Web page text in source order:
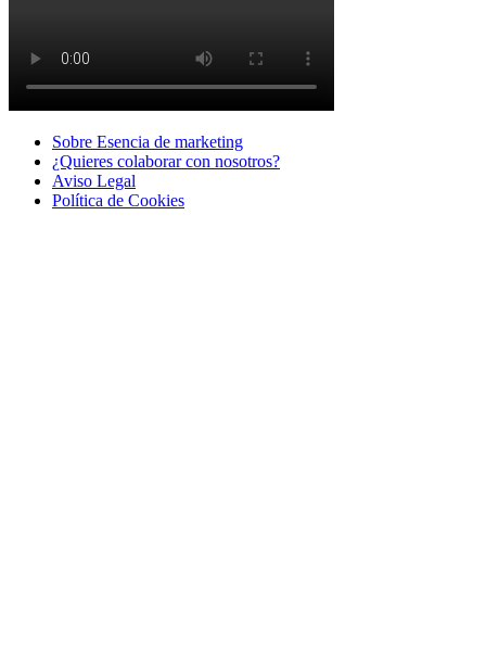
Sobre Esencia de marketing
¿Quieres colaborar con nosotros?
Aviso Legal
Polí­tica de Cookies